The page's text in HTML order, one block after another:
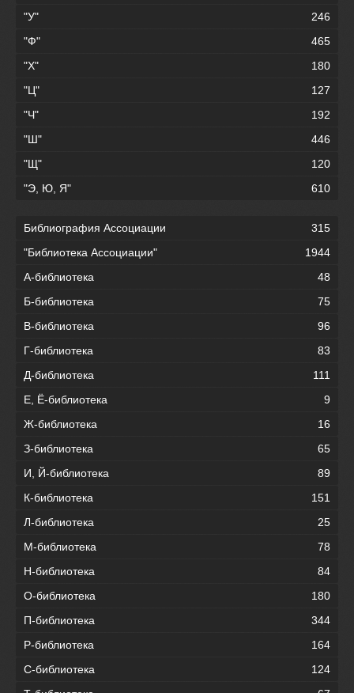
"У"
246
"Ф"
465
"Х"
180
"Ц"
127
"Ч"
192
"Ш"
446
"Щ"
120
"Э, Ю, Я"
610
Библиография Ассоциации
315
"Библиотека Ассоциации"
1944
А-библиотека
48
Б-библиотека
75
В-библиотека
96
Г-библиотека
83
Д-библиотека
111
Е, Ё-библиотека
9
Ж-библиотека
16
З-библиотека
65
И, Й-библиотека
89
К-библиотека
151
Л-библиотека
25
М-библиотека
78
Н-библиотека
84
О-библиотека
180
П-библиотека
344
Р-библиотека
164
С-библиотека
124